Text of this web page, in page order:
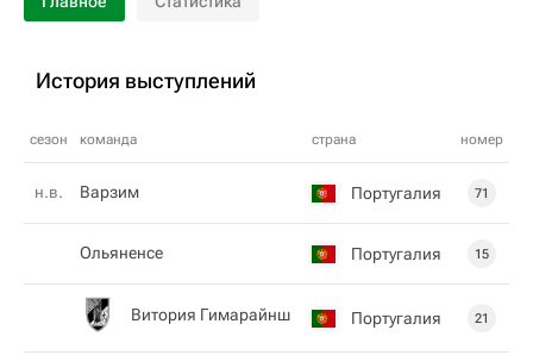
История выступлений
сезон команда страна номер
н.в. Варзим Португалия 71
Ольяненсе Португалия 15
Витория Гимарайнш Португалия 21